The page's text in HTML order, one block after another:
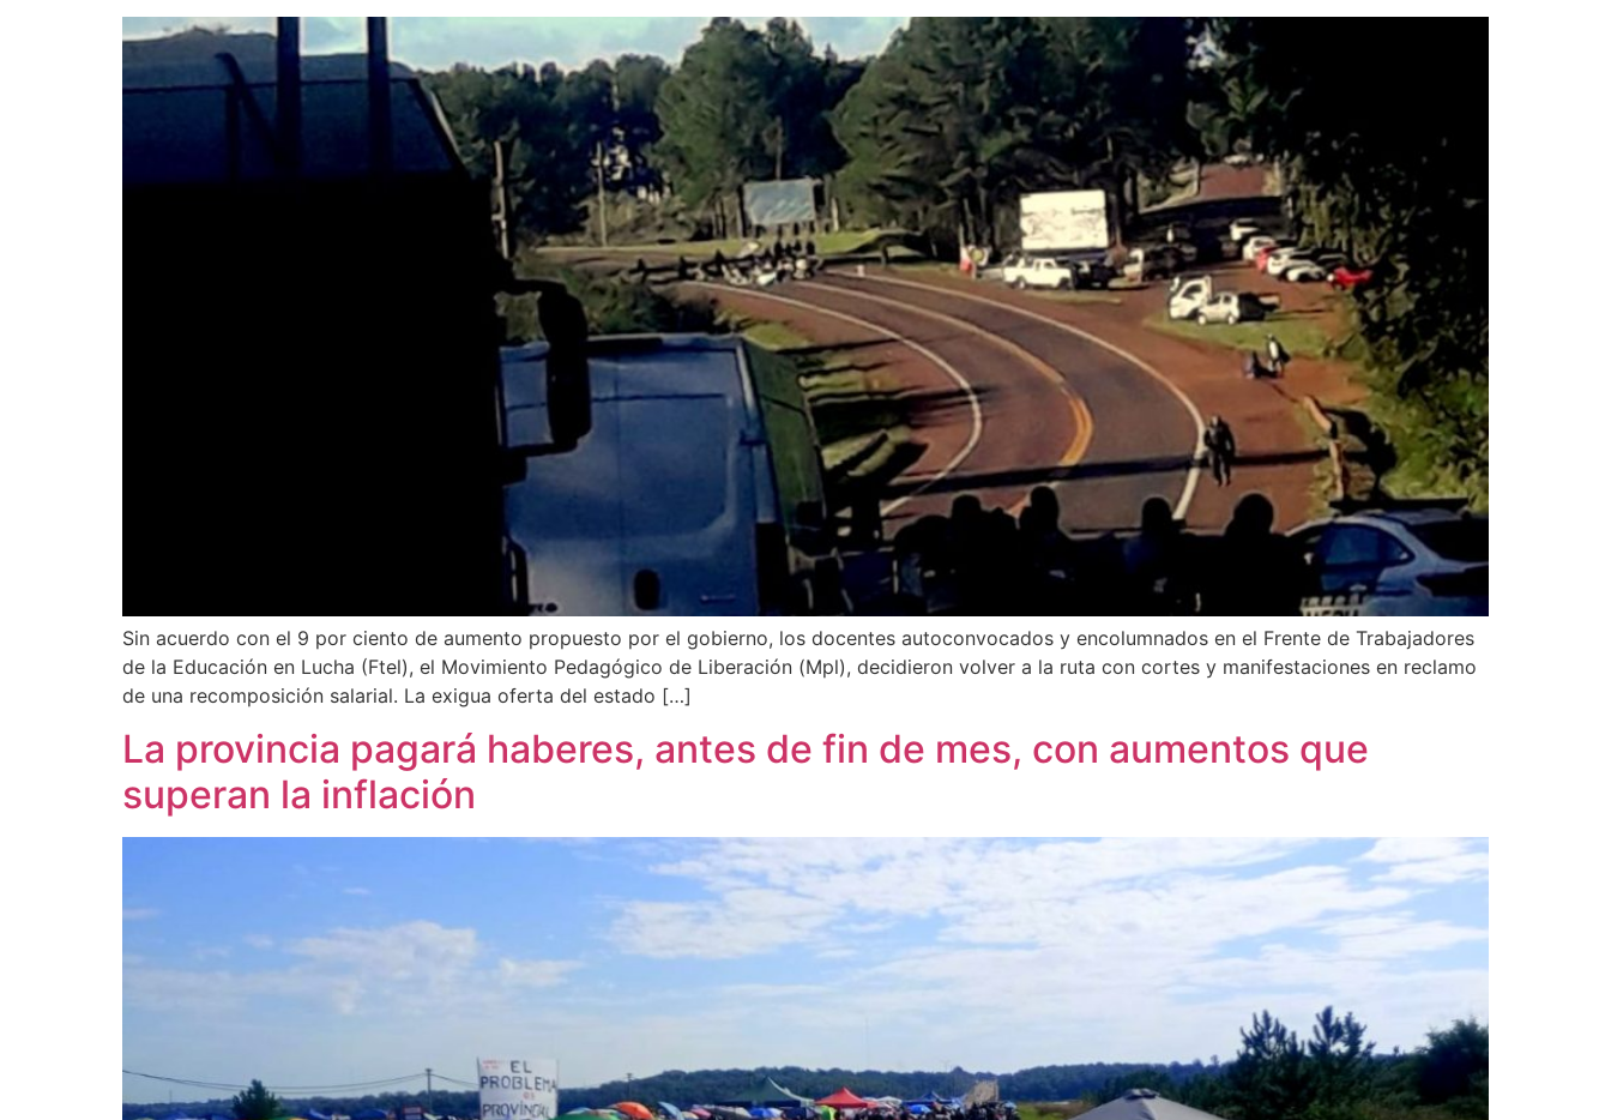
Sin acuerdo con el 9 por ciento de aumento propuesto por el gobierno, los docentes autoconvocados y encolumnados en el Frente de Trabajadores
de la Educación en Lucha (Ftel), el Movimiento Pedagógico de Liberación (Mpl), decidieron volver a la ruta con cortes y manifestaciones en reclamo
de una recomposición salarial. La exigua oferta del estado […]
La provincia pagará haberes, antes de fin de mes, con aumentos que
superan la inflación